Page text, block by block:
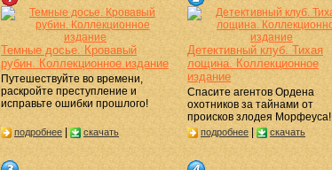
Темные досье. Кровавый
рубин. Коллекционное издание
Путешествуйте во времени,
раскройте преступление и
исправьте ошибки прошлого!
Детективный клуб. Тихая
лощина. Коллекционное
издание
Спасите агентов Ордена
охотников за тайнами от
происков злодея Морфеуса!
подробнее скачать подробнее скачать